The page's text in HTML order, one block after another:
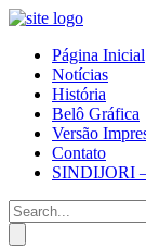
Página Inicial
Notícias
História
Belô Gráfica
Versão
Contato
SINDIJORI